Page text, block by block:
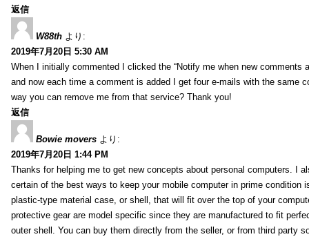
返信
W88th より:
2019年7月20日 5:30 AM
When I initially commented I clicked the “Notify me when new comments
and now each time a comment is added I get four e-mails with the same
way you can remove me from that service? Thank you!
返信
Bowie movers より:
2019年7月20日 1:44 PM
Thanks for helping me to get new concepts about personal computers. I
certain of the best ways to keep your mobile computer in prime condition
plastic-type material case, or shell, that will fit over the top of your
protective gear are model specific since they are manufactured to fit
outer shell. You can buy them directly from the seller, or from third party